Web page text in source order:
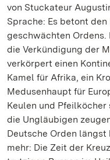
von Stuckateur
Sprache: Es betont
geschwächten Ordens.
die Verkündigung der
verkörpert einen
Kamel für Afrika, ein
Medusenhaupt für
Keulen und
die Ungläubigen
Deutsche Orden
mehr: Die Zeit der